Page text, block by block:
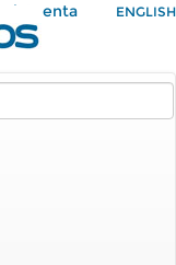
Mi Cuenta ENGLISH